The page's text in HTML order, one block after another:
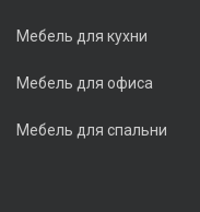
Мебель для кухни
Мебель для офиса
Мебель для спальни